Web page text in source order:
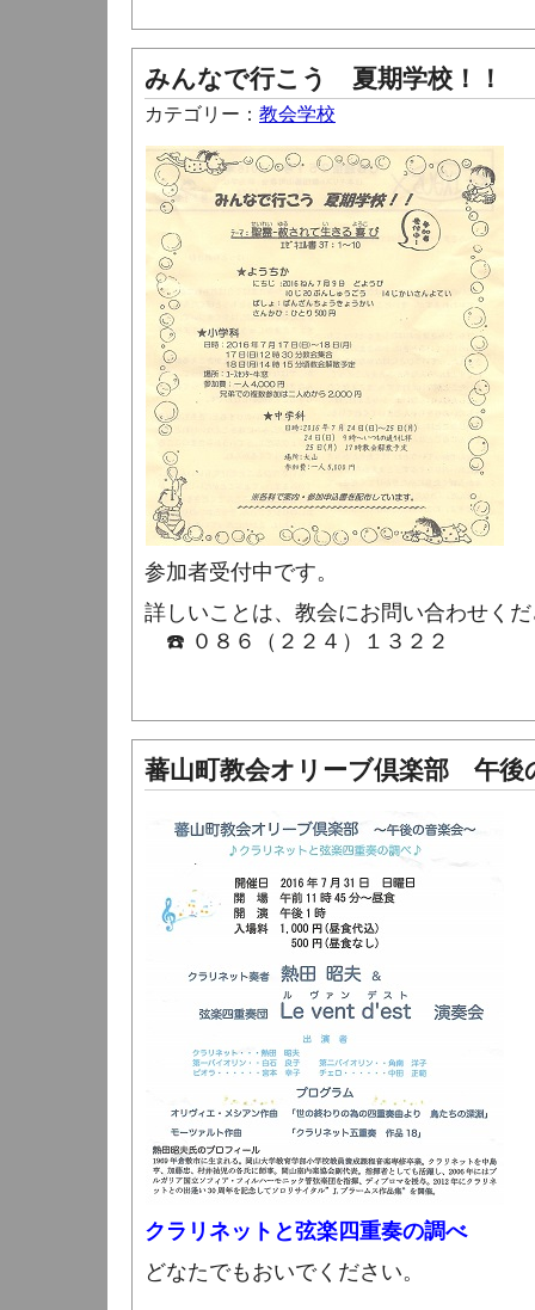
みんなで行こう 夏期学校！！
カテゴリー： 教会学校
参加者受付中です。
詳しいことは、教会にお問い合わせく
☎️ ０８６（２２４）１３２２
蕃山町教会オリーブ倶楽部 午後
クラリネットと弦楽四重奏の調べ
どなたでもおいでください。